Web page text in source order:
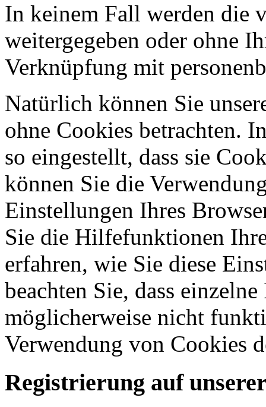
In keinem Fall werden die
weitergegeben oder ohne
Verknüpfung mit
Natürlich können Sie
ohne Cookies betrachten.
so eingestellt, dass sie
können Sie die
Einstellungen Ihres
Sie die Hilfefunktionen
erfahren, wie Sie diese
beachten Sie, dass
möglicherweise nicht
Verwendung von Cookies
Registrierung auf